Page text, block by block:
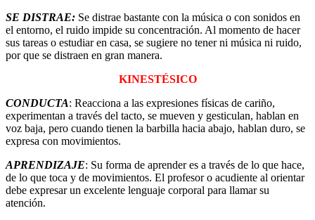
SE DISTRAE: Se distrae bastante con la música o con sonidos en
el entorno, el ruido impide su concentración. Al momento de hacer
sus tareas o estudiar en casa, se sugiere no tener ni música ni ruido,
por que se distraen en gran manera.
KINESTÉSICO
CONDUCTA: Reacciona a las expresiones físicas de cariño,
experimentan a través del tacto, se mueven y gesticulan, hablan en
voz baja, pero cuando tienen la barbilla hacia abajo, hablan duro, se
expresa con movimientos.
APRENDIZAJE: Su forma de aprender es a través de lo que hace,
de lo que toca y de movimientos. El profesor o acudiente al orientar
debe expresar un excelente lenguaje corporal para llamar su
atención.